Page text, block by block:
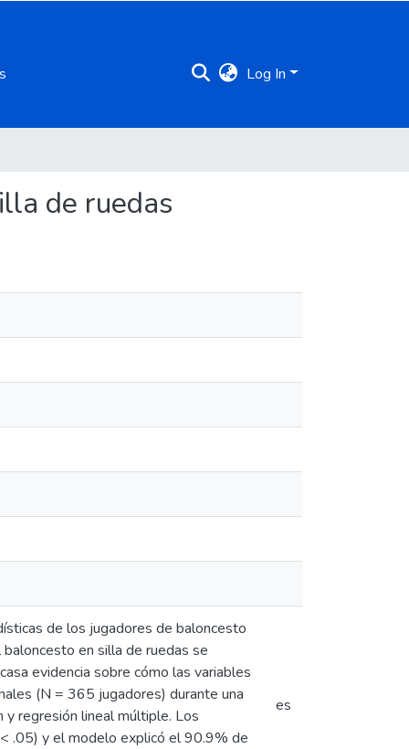
Log In
de ruedas
de los jugadores de baloncesto
en silla de ruedas se
evidencia sobre cómo las variables
(N = 365 jugadores) durante una
regresión lineal múltiple. Los
.05) y el modelo explicó el 90.9% de
es